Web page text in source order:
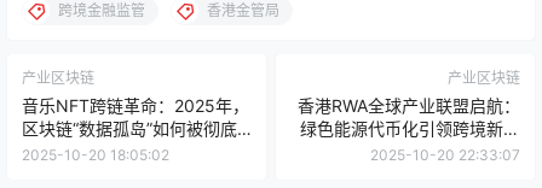
跨境金融监管 香港金管局
产业区块链
音乐NFT跨链革命：2025年，
区块链“数据孤岛”如何被彻底
击穿？
2025-10-20 18:05:02
产业区块链
香港RWA全球产业联盟启航：
绿色能源代币化引领跨境新纪
元
2025-10-20 22:33:07